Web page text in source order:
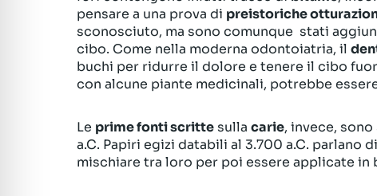
pensare a una prova di preistoriche
sconosciuto, ma sono comunque stati
cibo. Come nella moderna odontoiatria, il
buchi per ridurre il dolore e tenere il cibo
con alcune piante medicinali, potrebbe
Le prime fonti scritte sulla carie, invece,
a.C. Papiri egizi databili al 3.700 a.C. parlano
mischiare tra loro per poi essere applicate in